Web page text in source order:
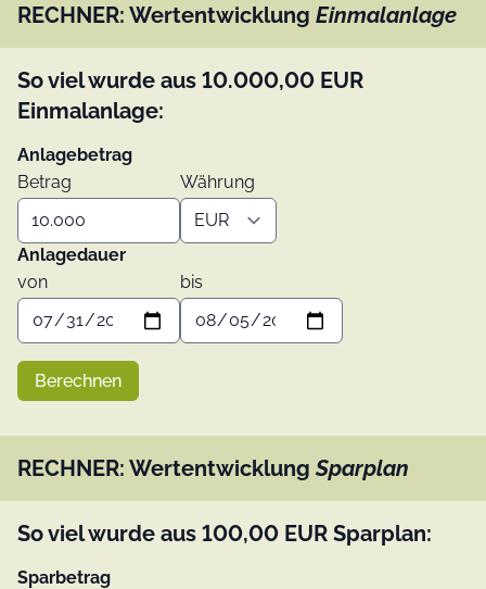
RECHNER: Wertentwicklung Einmalanlage
So viel wurde aus 10.000,00 EUR
Einmalanlage:
Anlagebetrag
Betrag
Währung
Anlagedauer
von
bis
Berechnen
RECHNER: WertentwicklungSparplan
So viel wurde aus 100,00 EUR Sparplan:
Sparbetrag